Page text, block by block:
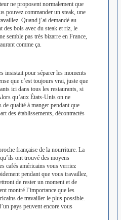
ne proposent normalement que
pouvez commander un steak, une
Quand j’ai demandé au
des bols avec du steak et riz, le
semble pas très bizarre en France,
comme ça.
insistait pour séparer les moments
que c’est toujours vrai, juste que
ici dans tous les restaurants, si
qu’aux États-Unis on ne
de qualité à manger pendant que
des établissements, décontractés
française de la nourriture. La
ont trouvé des moyens
cafés américains vous verriez
pendant que vous travaillez,
de rester un moment et de
montré l’importance que les
de travailler le plus possible.
pays peuvent encore vous